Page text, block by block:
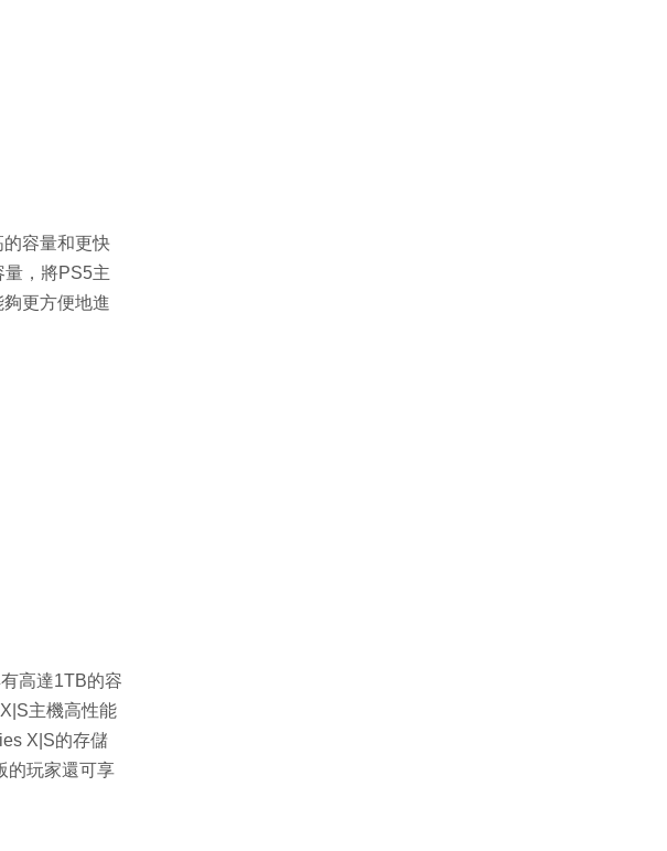
容量和更快
，將PS5主
更方便地進
高達1TB的容
主機高性能
X|S的存儲
的玩家還可享